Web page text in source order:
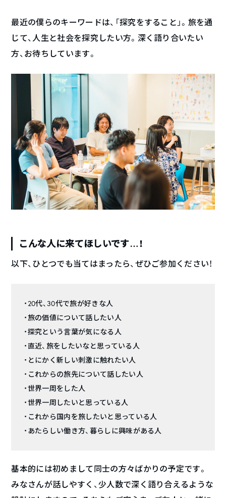
最近の僕らのキーワードは、「探究をすること」。旅を通
じて、人生と社会を探究したい方。深く語り合いたい
方、お待ちしています。
こんな人に来てほしいです…！
以下、ひとつでも当てはまったら、ぜひご参加ください！
・20代、30代で旅が好きな人
・旅の価値について話したい人
・探究という言葉が気になる人
・直近、旅をしたいなと思っている人
・とにかく新しい刺激に触れたい人
・これからの旅先について話したい人
・世界一周をした人
・世界一周したいと思っている人
・これから国内を旅したいと思っている人
・あたらしい働き方、暮らしに興味がある人
基本的には初めまして同士の方々ばかりの予定です。
みなさんが話しやすく、少人数で深く語り合えるような